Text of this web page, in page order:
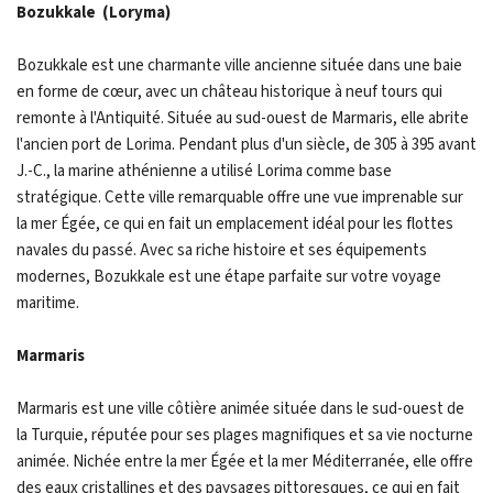
Bozukkale (Loryma)
Bozukkale est une charmante ville ancienne située dans une baie
en forme de cœur, avec un château historique à neuf tours qui
remonte à l'Antiquité. Située au sud-ouest de Marmaris, elle abrite
l'ancien port de Lorima. Pendant plus d'un siècle, de 305 à 395 avant
J.-C., la marine athénienne a utilisé Lorima comme base
stratégique. Cette ville remarquable offre une vue imprenable sur
la mer Égée, ce qui en fait un emplacement idéal pour les flottes
navales du passé. Avec sa riche histoire et ses équipements
modernes, Bozukkale est une étape parfaite sur votre voyage
maritime.
Marmaris
Marmaris est une ville côtière animée située dans le sud-ouest de
la Turquie, réputée pour ses plages magnifiques et sa vie nocturne
animée. Nichée entre la mer Égée et la mer Méditerranée, elle offre